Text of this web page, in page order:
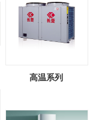
高温系列